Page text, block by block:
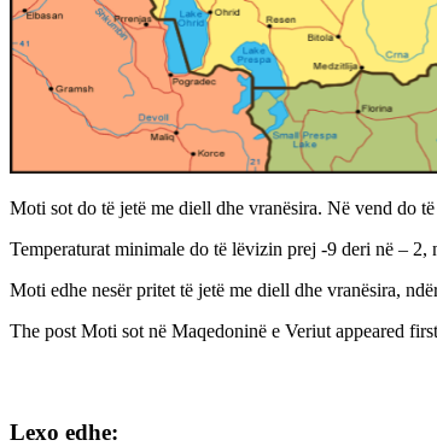
Moti sot do të jetë me diell dhe vranësira. Në vend do
Temperaturat minimale do të lëvizin prej -9 deri në – 2,
Moti edhe nesër pritet të jetë me diell dhe vranësira,
The post Moti sot në Maqedoninë e Veriut appeared
Lexo edhe: